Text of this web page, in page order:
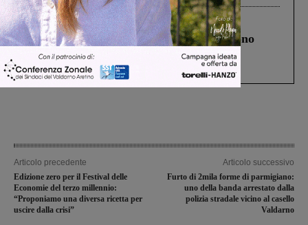
Cronaca 4 Agosto 2026
Un anno fa la strage in A1 in cui morirono
Gianni, Giulia e Franco. Lo schianto, il
processo, lo stop ai sorpassi fra tir....
Articolo precedente
Edizione zero per il Festival delle
Economie del terzo millennio:
“Proponiamo una diversa ricetta per
uscire dalla crisi”
Articolo successivo
Furto di 2mila forme di parmigiano:
uno della banda arrestato dalla
polizia stradale vicino al casello
Valdarno